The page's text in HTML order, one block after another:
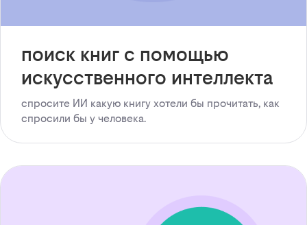
поиск книг с помощью
искусственного интеллекта
спросите ИИ какую книгу хотели бы прочитать, как
спросили бы у человека.